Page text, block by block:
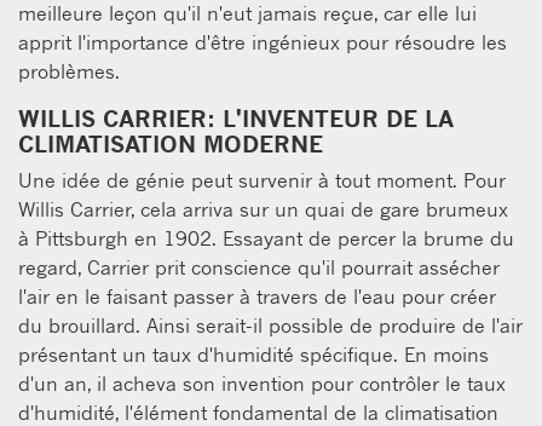
meilleure leçon qu'il n'eut jamais reçue, car elle lui
apprit l'importance d'être ingénieux pour résoudre les
problèmes.
WILLIS CARRIER: L'INVENTEUR DE LA
CLIMATISATION MODERNE
Une idée de génie peut survenir à tout moment. Pour
Willis Carrier, cela arriva sur un quai de gare brumeux
à Pittsburgh en 1902. Essayant de percer la brume du
regard, Carrier prit conscience qu'il pourrait assécher
l'air en le faisant passer à travers de l'eau pour créer
du brouillard. Ainsi serait-il possible de produire de l'air
présentant un taux d'humidité spécifique. En moins
d'un an, il acheva son invention pour contrôler le taux
d'humidité, l'élément fondamental de la climatisation